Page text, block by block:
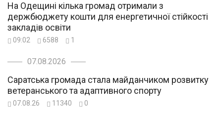
На Одещині кілька громад отримали з
держбюджету кошти для енергетичної стійкості
закладів освіти
09:02 6588 1
07.08.2026
Саратська громада стала майданчиком розвитку
ветеранського та адаптивного спорту
07.08.26 11340 0